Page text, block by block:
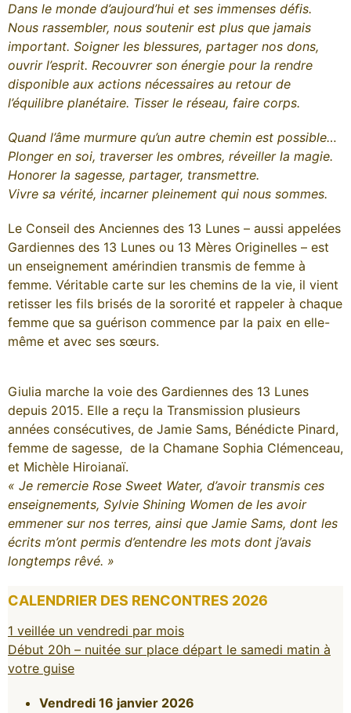
Dans le monde d’aujourd’hui et ses immenses défis.
Nous rassembler, nous soutenir est plus que jamais
important. Soigner les blessures, partager nos dons,
ouvrir l’esprit. Recouvrer son énergie pour la rendre
disponible aux actions nécessaires au retour de
l’équilibre planétaire. Tisser le réseau, faire corps.
Quand l’âme murmure qu’un autre chemin est possible…
Plonger en soi, traverser les ombres, réveiller la magie.
Honorer la sagesse, partager, transmettre.
Vivre sa vérité, incarner pleinement qui nous sommes.
Le Conseil des Anciennes des 13 Lunes – aussi appelées
Gardiennes des 13 Lunes ou 13 Mères Originelles – est
un enseignement amérindien transmis de femme à
femme. Véritable carte sur les chemins de la vie, il vient
retisser les fils brisés de la sororité et rappeler à chaque
femme que sa guérison commence par la paix en elle-
même et avec ses sœurs.
Giulia marche la voie des Gardiennes des 13 Lunes
depuis 2015. Elle a reçu la Transmission plusieurs
années consécutives, de Jamie Sams, Bénédicte Pinard,
femme de sagesse, de la Chamane Sophia Clémenceau,
et Michèle Hiroianaï.
« Je remercie Rose Sweet Water, d’avoir transmis ces
enseignements, Sylvie Shining Women de les avoir
emmener sur nos terres, ainsi que Jamie Sams, dont les
écrits m’ont permis d’entendre les mots dont j’avais
longtemps rêvé. »
CALENDRIER DES RENCONTRES 2026
1 veillée un vendredi par mois
Début 20h – nuitée sur place départ le samedi matin à
votre guise
Vendredi 16 janvier 2026